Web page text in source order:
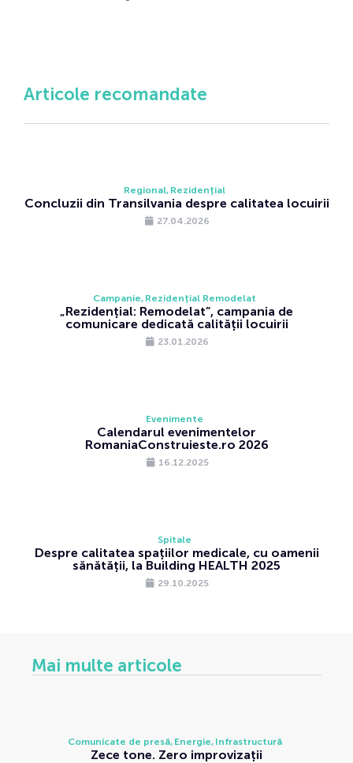
Articole recomandate
Regional Rezidențial
Concluzii din Transilvania despre calitatea locuirii
27.04.2026
Campanie Rezidențial Remodelat
„Rezidențial: Remodelat”, campania de
comunicare dedicată calității locuirii
23.01.2026
Evenimente
Calendarul evenimentelor
RomaniaConstruieste.ro 2026
16.12.2025
Spitale
Despre calitatea spațiilor medicale, cu oamenii
sănătății, la Building HEALTH 2025
29.10.2025
Mai multe articole
Comunicate de presă Energie Infrastructură
Zece tone. Zero improvizații